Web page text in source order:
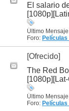
El salario
Último
Foro: Películas
[Ofrecido]
The Red
Último
Foro: Películas